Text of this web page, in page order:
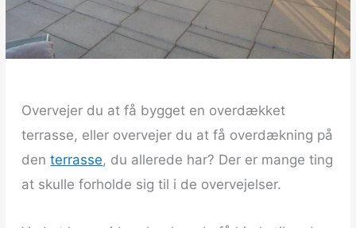
Overvejer du at få bygget en overdækket
terrasse, eller overvejer du at få overdækning på
denterrasse, du allerede har? Der er mange ting
at skulle forholde sig til i de overvejelser.